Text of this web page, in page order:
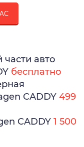
авто
бесплатно
CADDY 499
CADDY 1 500